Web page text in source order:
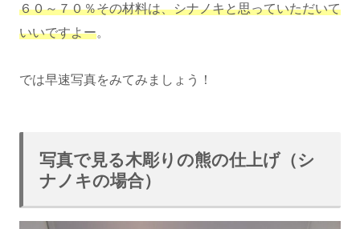
６０～７０％その材料は、シナノキと思っていただいて
いいですよー。
では早速写真をみてみましょう！
写真で見る木彫りの熊の仕上げ（シ
ナノキの場合）